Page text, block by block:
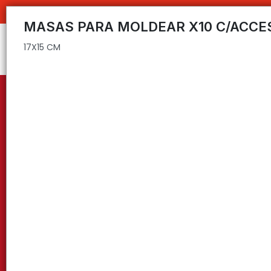
17X15 CM
MASAS PARA MOLDEAR X10 C/
17X15 CM